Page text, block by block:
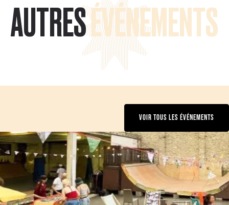
AUTRESÉVÉNEMENTS
VOIR TOUS LES ÉVÉNEMENTS